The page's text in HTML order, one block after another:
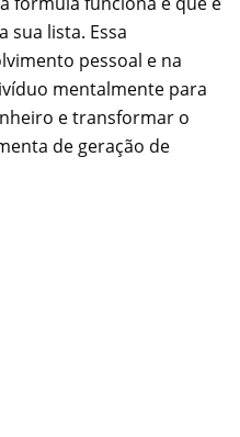
sua lista. Essa
pessoal e na
mentalmente para
e transformar o
de geração de